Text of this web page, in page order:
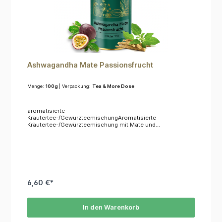
Ashwagandha Mate Passionsfrucht
Menge: 100g | Verpackung: Tea & More Dose
aromatisierte
Kräutertee-/GewürzteemischungAromatisierte
Kräutertee-/Gewürzteemischung mit Mate und
6,60 €*
In den Warenkorb